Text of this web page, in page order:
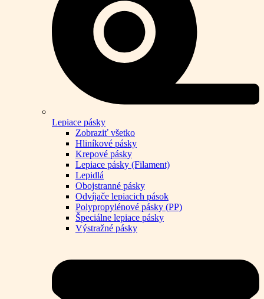
Lepiace pásky
Zobraziť všetko
Hliníkové pásky
Krepové pásky
Lepiace pásky (Filament)
Lepidlá
Obojstranné pásky
Odvíjače lepiacich pások
Polypropylénové pásky (PP)
Špeciálne lepiace pásky
Výstražné pásky